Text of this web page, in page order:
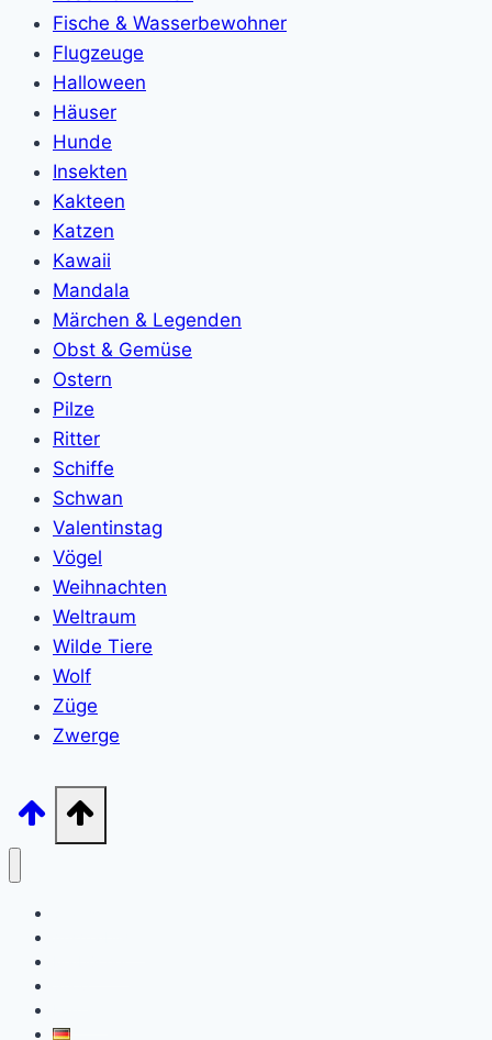
Fische & Wasserbewohner
Flugzeuge
Halloween
Häuser
Hunde
Insekten
Kakteen
Katzen
Kawaii
Mandala
Märchen & Legenden
Obst & Gemüse
Ostern
Pilze
Ritter
Schiffe
Schwan
Valentinstag
Vögel
Weihnachten
Weltraum
Wilde Tiere
Wolf
Züge
Zwerge